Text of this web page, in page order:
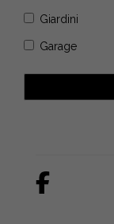
Giardini
Garage